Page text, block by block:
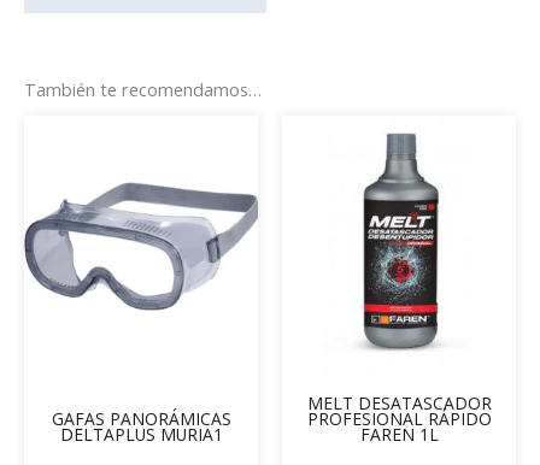
También te recomendamos…
GAFAS PANORÁMICAS
DELTAPLUS MURIA1
MELT DESATASCADOR
PROFESIONAL RÁPIDO
FAREN 1L